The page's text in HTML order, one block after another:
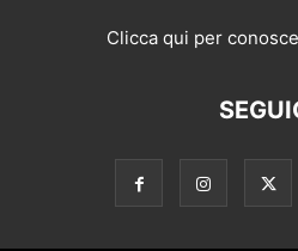
Clicca qui per